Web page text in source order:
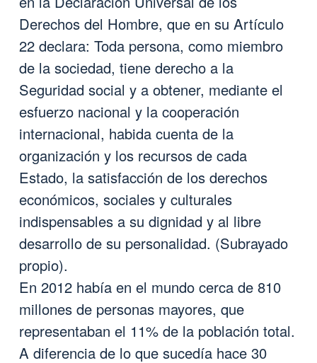
Derechos del Hombre, que en su Artículo
22 declara: Toda persona, como miembro
de la sociedad, tiene derecho a la
Seguridad social y a obtener, mediante el
esfuerzo nacional y la cooperación
internacional, habida cuenta de la
organización y los recursos de cada
Estado, la satisfacción de los derechos
económicos, sociales y culturales
indispensables a su dignidad y al libre
desarrollo de su personalidad. (Subrayado
propio).
En 2012 había en el mundo cerca de 810
millones de personas mayores, que
representaban el 11% de la población total.
A diferencia de lo que sucedía hace 30